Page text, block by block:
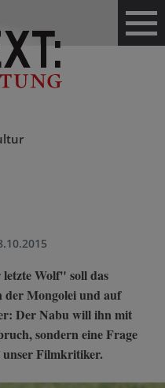
Wolf" soll das
der Mongolei und auf
Der Nabu will ihn mit
sondern eine Frage
unser Filmkritiker.